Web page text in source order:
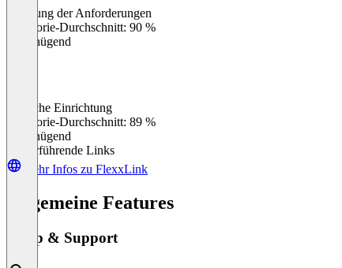
Erfüllung der Anforderungen
Kategorie-Durchschnitt: 90 %
Ungenügend
Einfache Einrichtung
Kategorie-Durchschnitt: 89 %
Ungenügend
Weiterführende Links
Mehr Infos zu FlexxLink
Allgemeine Features
Setup & Support